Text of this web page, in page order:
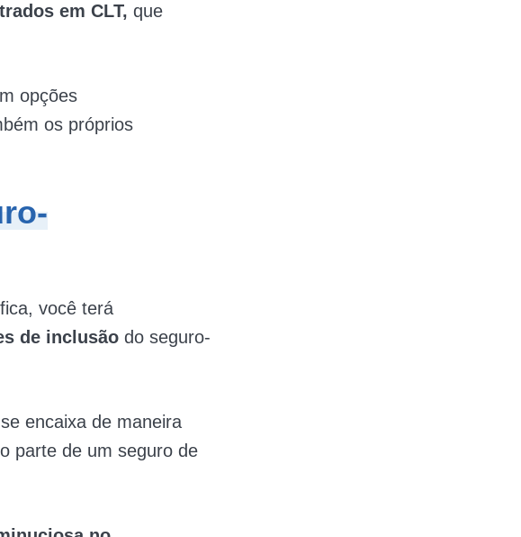
em CLT, que
opções
os próprios
você terá
de inclusão do seguro-
encaixa de maneira
parte de um seguro de